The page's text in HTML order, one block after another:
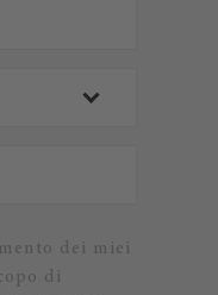
dei miei
di